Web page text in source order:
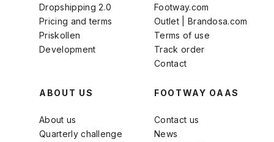
Dropshipping 2.0
Pricing and terms
Priskollen
Development
Footway.com
Outlet | Brandosa.com
Terms of use
Track order
Contact
ABOUT US
About us
Quarterly challenge
FOOTWAY OAAS
Contact us
News